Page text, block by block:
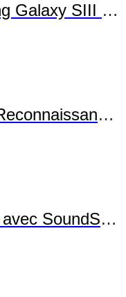
SIII Mini
Gestuelle
SoundShare